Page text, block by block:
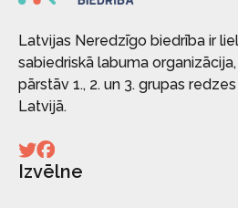
Latvijas Neredzīgo biedrība ir
sabiedriskā labuma
pārstāv 1., 2. un 3. grupas
Latvijā.
Izvēlne